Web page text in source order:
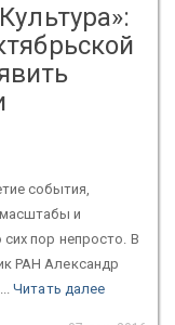
события,
и
пор непросто. В
РАН Александр
Читать далее